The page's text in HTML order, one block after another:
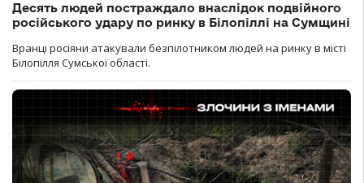
Десять людей постраждало внаслідок подвійного
російського удару по ринку в Білопіллі на Сумщині
Вранці росіяни атакували безпілотником людей на ринку в місті
Білопілля Сумської області.